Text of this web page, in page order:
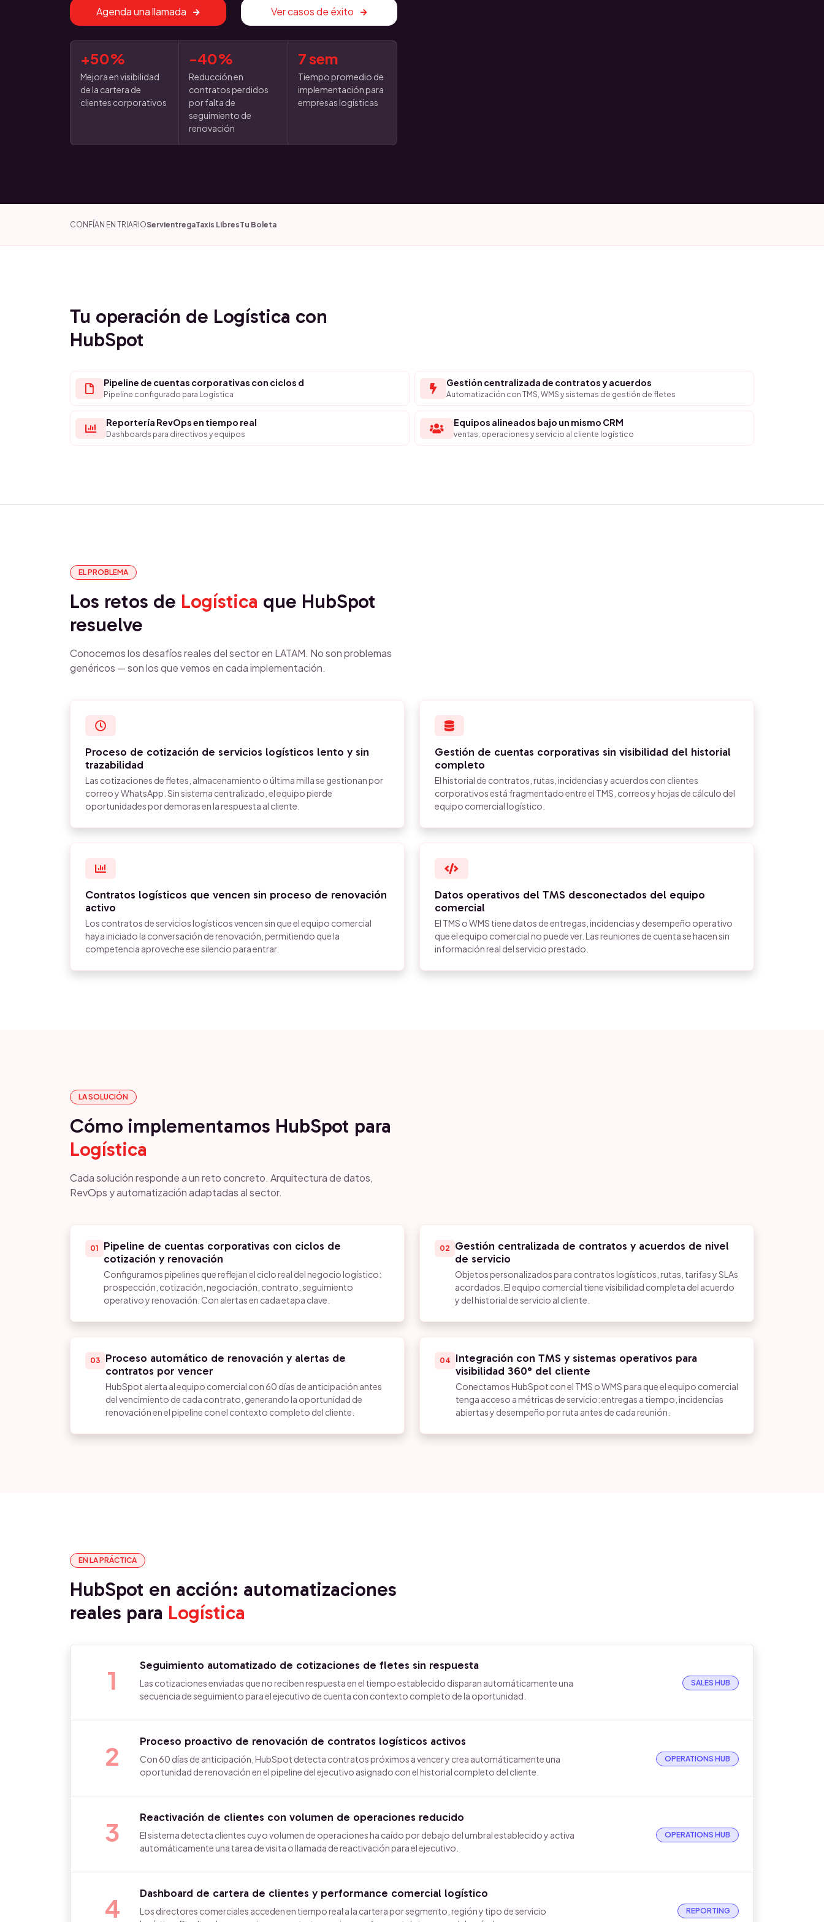
Agenda una llamada Ver casos de éxito
+50%
Mejora en visibilidad
de la cartera de
clientes corporativos
-40%
Reducción en
contratos perdidos
por falta de
seguimiento de
renovación
7 sem
Tiempo promedio de
implementación para
empresas logísticas
CONFÍAN EN TRIARIOServientregaTaxis LibresTu Boleta
Tu operación de Logística con
HubSpot
Pipeline de cuentas corporativas con ciclos d
Pipeline configurado para Logística
Gestión centralizada de contratos y acuerdos
Automatización con TMS, WMS y sistemas de gestión de fletes
Reportería RevOps en tiempo real
Dashboards para directivos y equipos
Equipos alineados bajo un mismo CRM
ventas, operaciones y servicio al cliente logístico
EL PROBLEMA
Los retos de Logística que HubSpot
resuelve
Conocemos los desafíos reales del sector en LATAM. No son problemas
genéricos — son los que vemos en cada implementación.
Proceso de cotización de servicios logísticos lento y sin
trazabilidad
Las cotizaciones de fletes, almacenamiento o última milla se gestionan por
correo y WhatsApp. Sin sistema centralizado, el equipo pierde
oportunidades por demoras en la respuesta al cliente.
Gestión de cuentas corporativas sin visibilidad del historial
completo
El historial de contratos, rutas, incidencias y acuerdos con clientes
corporativos está fragmentado entre el TMS, correos y hojas de cálculo del
equipo comercial logístico.
Contratos logísticos que vencen sin proceso de renovación
activo
Los contratos de servicios logísticos vencen sin que el equipo comercial
haya iniciado la conversación de renovación, permitiendo que la
competencia aproveche ese silencio para entrar.
Datos operativos del TMS desconectados del equipo
comercial
El TMS o WMS tiene datos de entregas, incidencias y desempeño operativo
que el equipo comercial no puede ver. Las reuniones de cuenta se hacen sin
información real del servicio prestado.
LA SOLUCIÓN
Cómo implementamos HubSpot para
Logística
Cada solución responde a un reto concreto. Arquitectura de datos,
RevOps y automatización adaptadas al sector.
01
Pipeline de cuentas corporativas con ciclos de
cotización y renovación
Configuramos pipelines que reflejan el ciclo real del negocio logístico:
prospección, cotización, negociación, contrato, seguimiento
operativo y renovación. Con alertas en cada etapa clave.
02
Gestión centralizada de contratos y acuerdos de nivel
de servicio
Objetos personalizados para contratos logísticos, rutas, tarifas y SLAs
acordados. El equipo comercial tiene visibilidad completa del acuerdo
y del historial de servicio al cliente.
03
Proceso automático de renovación y alertas de
contratos por vencer
HubSpot alerta al equipo comercial con 60 días de anticipación antes
del vencimiento de cada contrato, generando la oportunidad de
renovación en el pipeline con el contexto completo del cliente.
04
Integración con TMS y sistemas operativos para
visibilidad 360° del cliente
Conectamos HubSpot con el TMS o WMS para que el equipo comercial
tenga acceso a métricas de servicio: entregas a tiempo, incidencias
abiertas y desempeño por ruta antes de cada reunión.
EN LA PRÁCTICA
HubSpot en acción: automatizaciones
reales para Logística
1 Seguimiento automatizado de cotizaciones de fletes sin respuesta
Las cotizaciones enviadas que no reciben respuesta en el tiempo establecido disparan automáticamente una
secuencia de seguimiento para el ejecutivo de cuenta con contexto completo de la oportunidad.
SALES HUB
2 Proceso proactivo de renovación de contratos logísticos activos
Con 60 días de anticipación, HubSpot detecta contratos próximos a vencer y crea automáticamente una
oportunidad de renovación en el pipeline del ejecutivo asignado con el historial completo del cliente.
OPERATIONS HUB
3 Reactivación de clientes con volumen de operaciones reducido
El sistema detecta clientes cuyo volumen de operaciones ha caído por debajo del umbral establecido y activa
automáticamente una tarea de visita o llamada de reactivación para el ejecutivo.
OPERATIONS HUB
4 Dashboard de cartera de clientes y performance comercial logístico
Los directores comerciales acceden en tiempo real a la cartera por segmento, región y tipo de servicio
REPORTING